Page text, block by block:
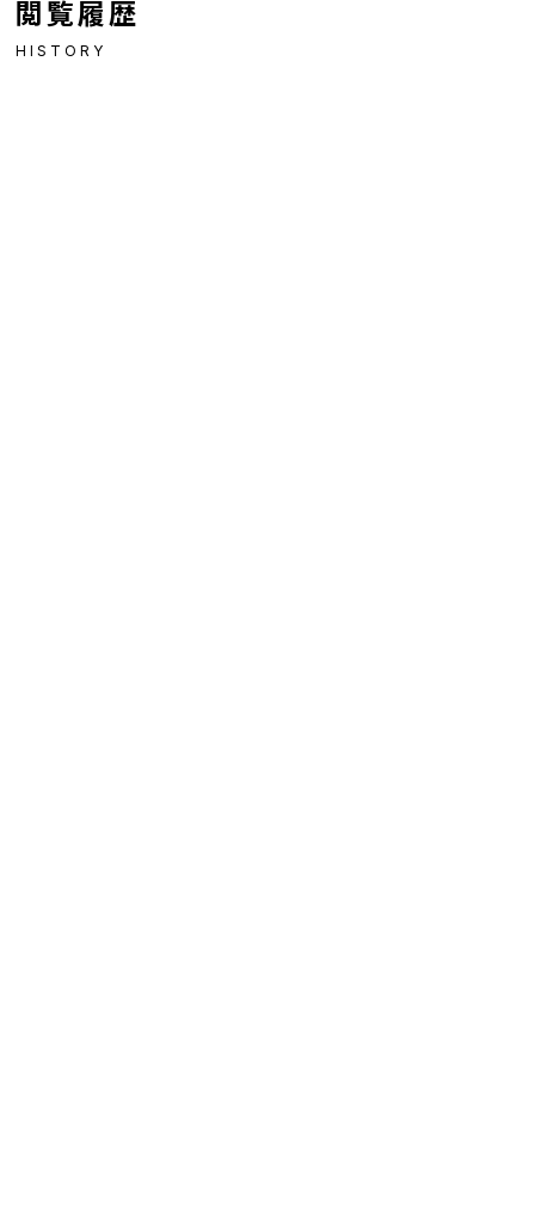
閲覧履歴
HISTORY